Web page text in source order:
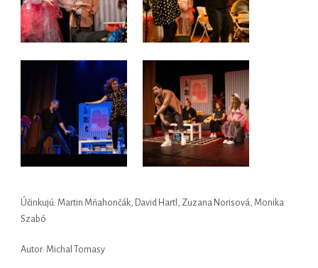
Účinkujú: Martin Mňahončák, David Hartl, Zuzana Norisová, Monika
Szabó
Autor: Michal Tomasy